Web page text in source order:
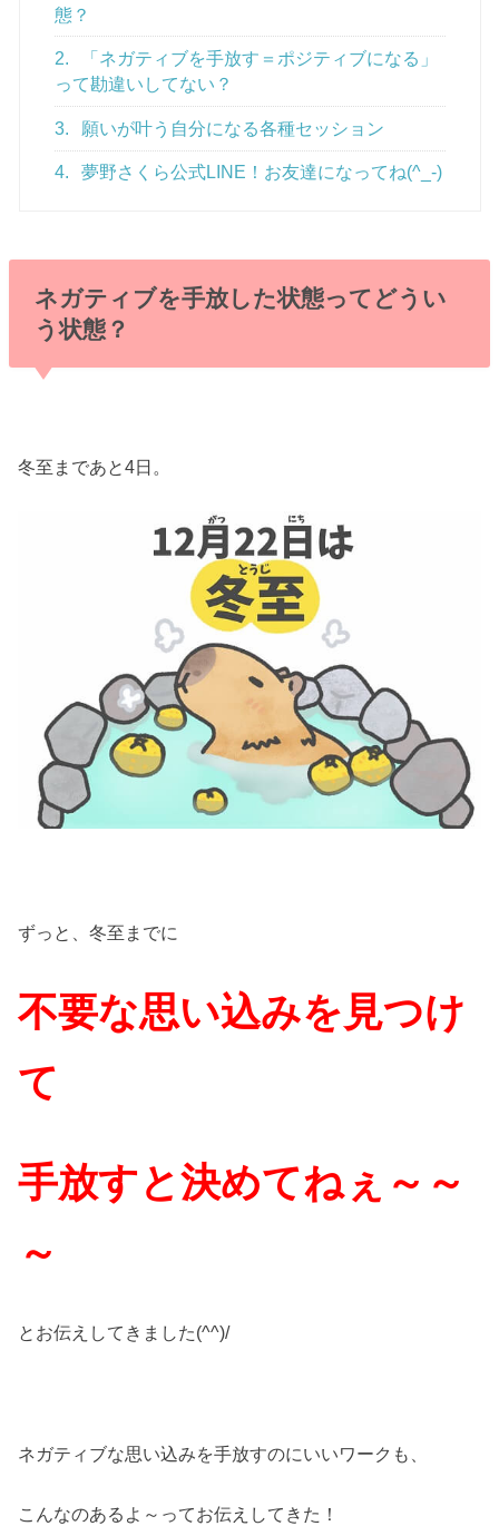
態？
2.
「ネガティブを手放す＝ポジティブになる」
って勘違いしてない？
3. 願いが叶う自分になる各種セッション
4. 夢野さくら公式LINE！お友達になってね(^_-)
ネガティブを手放した状態ってどうい
う状態？
冬至まであと4日。
ずっと、冬至までに
不要な思い込みを見つけ
て
手放すと決めてねぇ～～
～
とお伝えしてきました(^^)/
ネガティブな思い込みを手放すのにいいワークも、
こんなのあるよ～ってお伝えしてきた！